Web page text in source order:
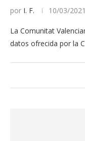
por I. F. 10/03/2021
La Comunitat
datos ofrecida por la